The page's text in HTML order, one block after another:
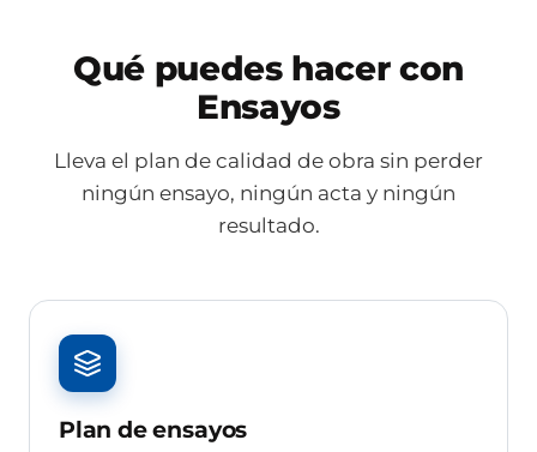
Qué puedes hacer con
Ensayos
Lleva el plan de calidad de obra sin perder
ningún ensayo, ningún acta y ningún
resultado.
Plan de ensayos